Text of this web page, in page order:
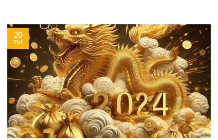
20
Th1